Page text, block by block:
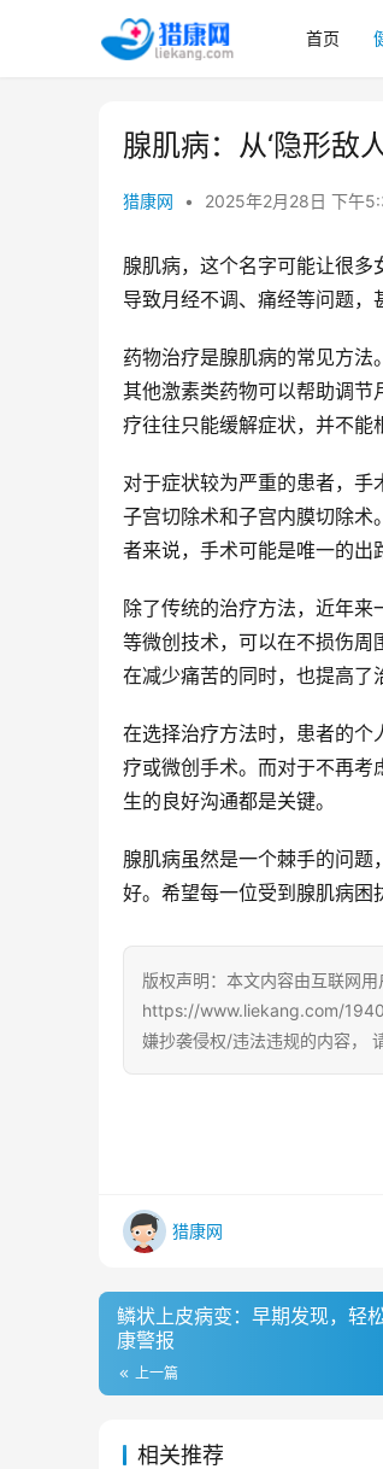
首页
腺肌病：从‘隐形敌
猎康网 • 2025年2月28日 下午
腺肌病，这个名字可能让很多
导致月经不调、痛经等问题，
药物治疗是腺肌病的常见方
其他激素类药物可以帮助调节
疗往往只能缓解症状，并不能
对于症状较为严重的患者，
子宫切除术和子宫内膜切除术
者来说，手术可能是唯一的出
除了传统的治疗方法，近年来
等微创技术，可以在不损伤周
在减少痛苦的同时，也提高了
在选择治疗方法时，患者的个
疗或微创手术。而对于不再考
生的良好沟通都是关键。
腺肌病虽然是一个棘手的问
好。希望每一位受到腺肌病困
版权声明：本文内容由互联网
https://www.liekang.com/
嫌抄袭侵权/违法违规的内容，
猎康网
鳞状上皮病变：早期发现，轻
康警报
上一篇
相关推荐